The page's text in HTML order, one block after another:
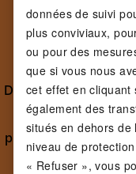
Des entraînements
vous donne la
équipement de
puissiez vous
données de suivi
plus conviviaux,
ou pour des
que si vous nous
cet effet en cliquant
également des
situés en dehors de
niveau de
« Refuser », vous